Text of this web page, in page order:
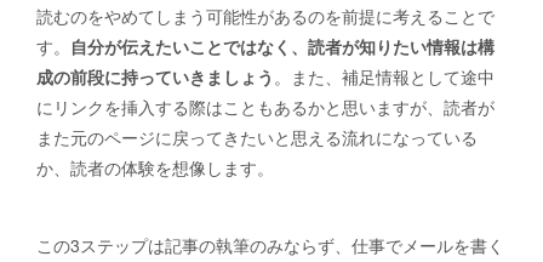
読むのをやめてしまう可能性があるのを前提に考えることで
す。 自分が伝えたいことではなく、読者が知りたい情報は構
成の前段に持っていきましょう 。また、補足情報として途中
にリンクを挿入する際はこともあるかと思いますが、読者が
また元のページに戻ってきたいと思える流れになっている
か、読者の体験を想像します。
この3ステップは記事の執筆のみならず、仕事でメールを書く